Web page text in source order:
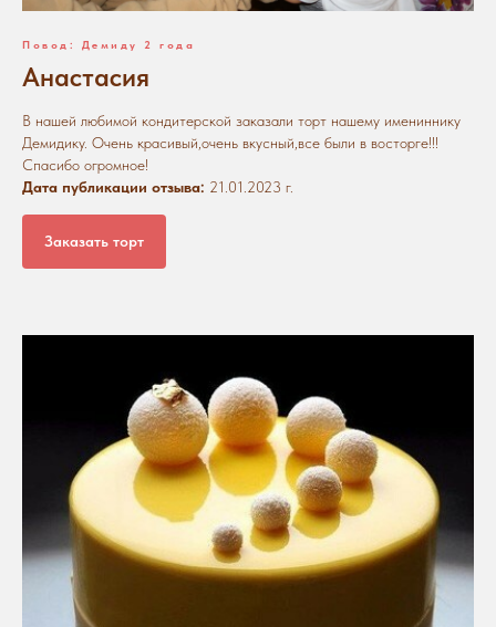
Повод: Демиду 2 года
Анастасия
В нашей любимой кондитерской заказали торт нашему имениннику
Демидику. Очень красивый,очень вкусный,все были в восторге!!!
Спасибо огромное!
Дата публикации отзыва: 21.01.2023 г.
Заказать торт